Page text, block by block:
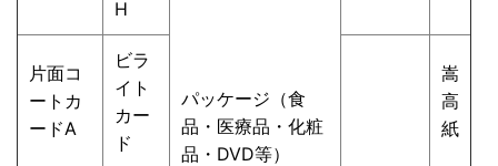
パッケージ（食
品・医療品・化粧
品・DVD等）
H
片面コ
ートカ
ードA
ビラ
イト
カー
ド
嵩
高
紙